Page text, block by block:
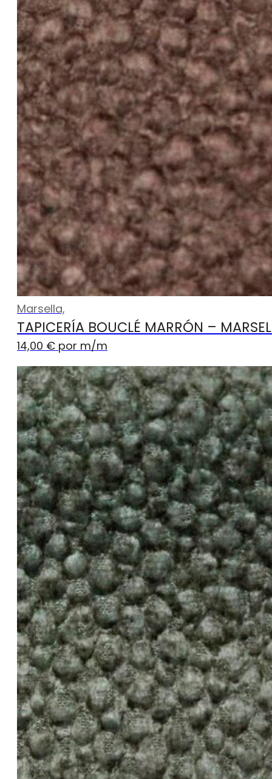
Marsella,
TAPICERÍA BOUCLÉ MARRÓN –
14,00 € por m/m